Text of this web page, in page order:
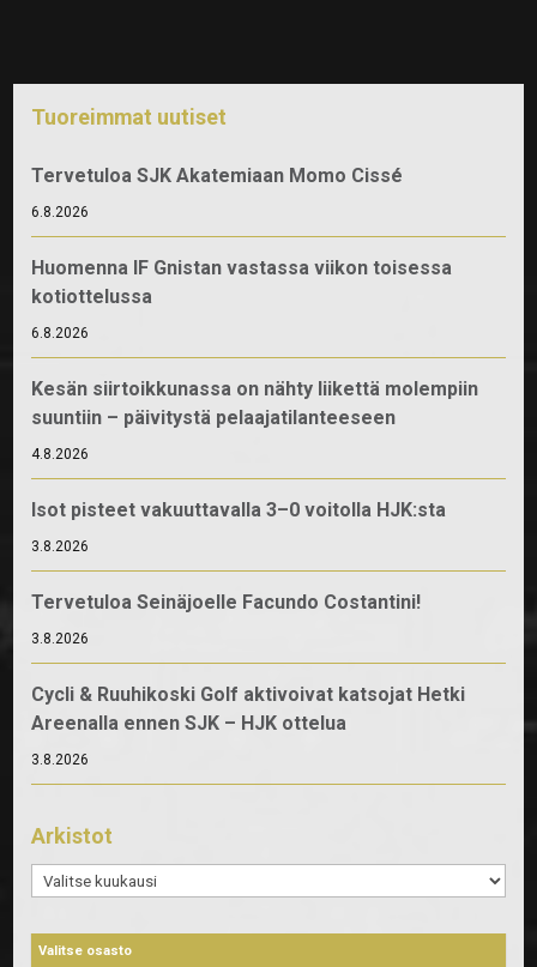
Tuoreimmat uutiset
Tervetuloa SJK Akatemiaan Momo Cissé
6.8.2026
Huomenna IF Gnistan vastassa viikon toisessa
kotiottelussa
6.8.2026
Kesän siirtoikkunassa on nähty liikettä molempiin
suuntiin – päivitystä pelaajatilanteeseen
4.8.2026
Isot pisteet vakuuttavalla 3–0 voitolla HJK:sta
3.8.2026
Tervetuloa Seinäjoelle Facundo Costantini!
3.8.2026
Cycli & Ruuhikoski Golf aktivoivat katsojat Hetki
Areenalla ennen SJK – HJK ottelua
3.8.2026
Arkistot
Arkistot